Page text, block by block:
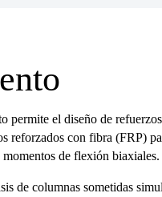
permite el diseño de
reforzados con fibra (FRP)
de flexión biaxiales.
de columnas sometidas